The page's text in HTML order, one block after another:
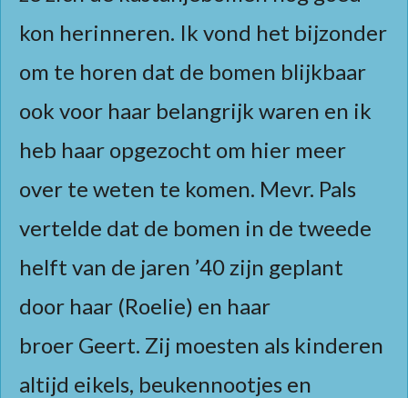
kon herinneren. Ik vond het bijzonder
om te horen dat de bomen blijkbaar
ook voor haar belangrijk waren en ik
heb haar opgezocht om hier meer
over te weten te komen. Mevr. Pals
vertelde dat de bomen in de tweede
helft van de jaren ’40 zijn geplant
door haar (Roelie) en haar
broer Geert. Zij moesten als kinderen
altijd eikels, beukennootjes en